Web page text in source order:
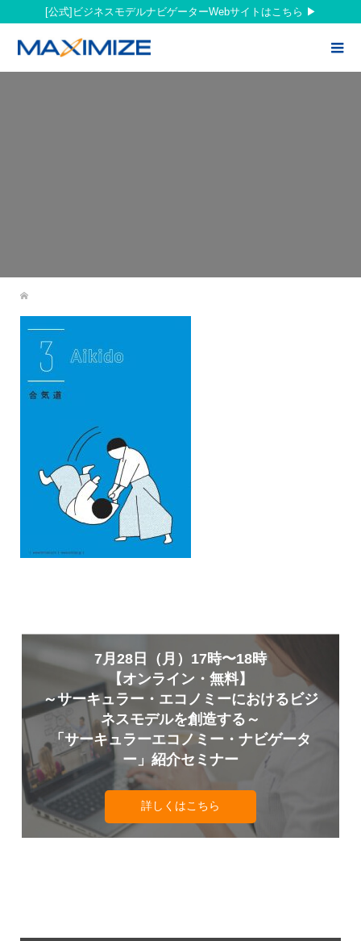
[公式]ビジネスモデルナビゲーターWebサイトはこちら
7月28日（月）17時〜18時
【オンライン・無料】
～サーキュラー・エコノミーにおけるビジ
ネスモデルを創造する～
「サーキュラーエコノミー・ナビゲータ
ー」紹介セミナー
詳しくはこちら